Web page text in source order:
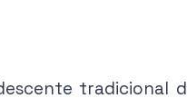
tradicional